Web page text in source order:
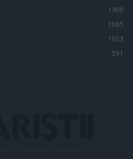
1300
1065
1053
591